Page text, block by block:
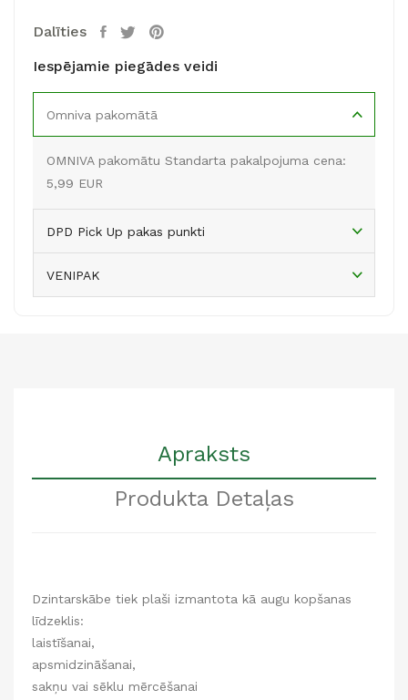
Dalīties
Iespējamie piegādes veidi
Omniva pakomātā
OMNIVA pakomātu Standarta pakalpojuma cena:
5,99 EUR
DPD Pick Up pakas punkti
VENIPAK
Apraksts
Produkta Detaļas
Dzintarskābe tiek plaši izmantota kā augu kopšanas
līdzeklis:
laistīšanai,
apsmidzināšanai,
sakņu vai sēklu mērcēšanai